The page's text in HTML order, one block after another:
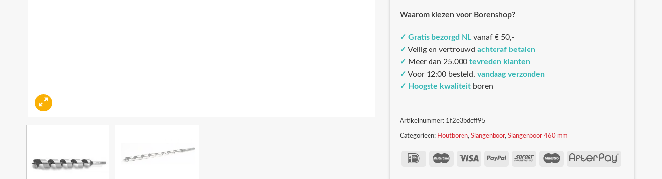
Waarom kiezen voor Borenshop?
✓ Gratis bezorgd NL vanaf € 50,-
✓ Veilig en vertrouwd achteraf betalen
✓ Meer dan 25.000 tevreden klanten
✓ Voor 12:00 besteld, vandaag verzonden
✓ Hoogste kwaliteit boren
Artikelnummer: 1f2e3bdcff95
Categorieën: Houtboren, Slangenboor, Slangenboor 460 mm